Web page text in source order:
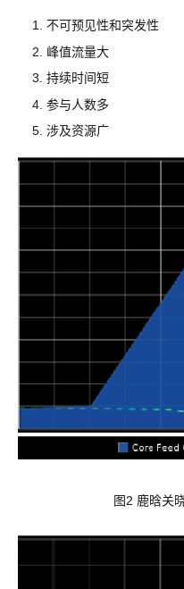
不可预见性和突发性
峰值流量大
持续时间短
参与人数多
涉及资源广
图2 鹿晗关